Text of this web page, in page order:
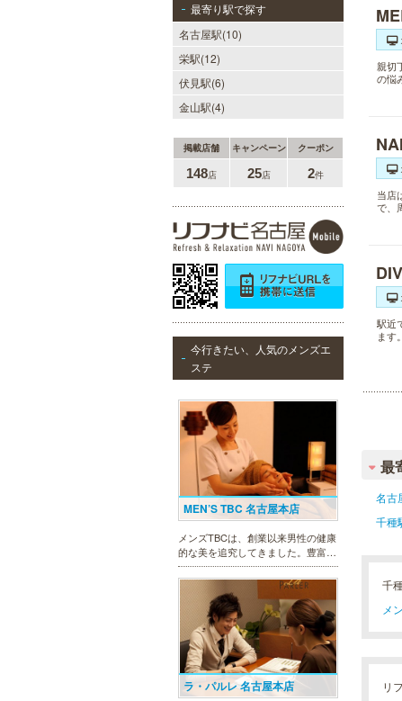
最寄り駅で探す
名古屋駅(10)
栄駅(12)
伏見駅(6)
金山駅(4)
掲載店舗 キャンペーン クーポン
148店 25店 2件
今行きたい、人気のメンズエ
ステ
MEN’S TBC 名古屋本店
メンズTBCは、創業以来男性の健康
的な美を追究してきました。豊富な
脱毛メニューを始め、フェイシャル
ケア、下腹引き締め等、各種お得な
体験コースを取り揃えています。選
べる種類の多さで初めての方も安心
です。
ラ・パルレ 名古屋本店
親切
の悩
当店
で、
駅近
ます
最
名古
千種
千
メ
リ